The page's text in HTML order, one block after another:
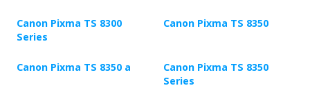
Canon Pixma TS 8300
Series
Canon Pixma TS 8350
Canon Pixma TS 8350 a
Canon Pixma TS 8350
Series